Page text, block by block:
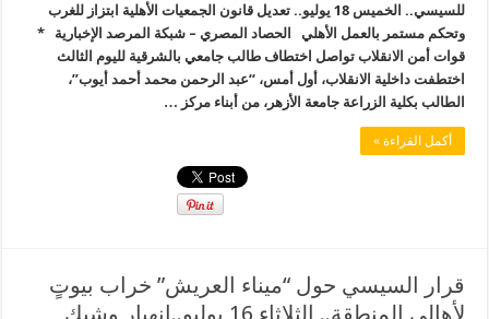
للسيسي.. الخميس 18 يوليو.. تعديل قانون الجمعيات الأهلية ابتزاز للغرب
وتحكم مستمر بالعمل الأهلي الحصاد المصري – شبكة المرصد الإخبارية *
قوات أمن الانقلاب تواصل اختطاف طالب جامعي بالشرقية لليوم الثالث
اختطفت داخلية الانقلاب، أول أمس، “عبد الرحمن محمد أحمد أيوب”،
الطالب بكلية الزراعة جامعة الأزهر، من أبناء مركز …
أكمل القراءة »
قرار السيسي حول “ميناء العريش” خراب بيوتٍ
لأهالي المنطقة.. الثلاثاء 16 يوليو..انهيار وشيك